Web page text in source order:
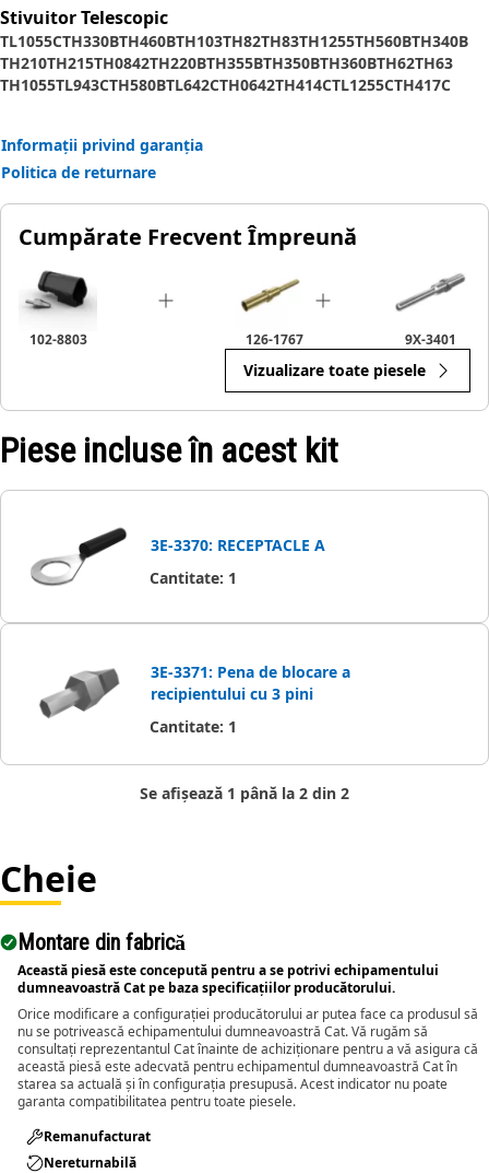
Stivuitor Telescopic
TL1055CTH330BTH460BTH103TH82TH83TH1255TH560BTH340B
TH210TH215TH0842TH220BTH355BTH350BTH360BTH62TH63
TH1055TL943CTH580BTL642CTH0642TH414CTL1255CTH417C
Informații privind garanția
Politica de returnare
Cumpărate Frecvent Împreună
102-8803 126-1767 9X-3401
Vizualizare toate piesele
Piese incluse în acest kit
3E-3370: RECEPTACLE A
Cantitate: 1
3E-3371: Pena de blocare a
recipientului cu 3 pini
Cantitate: 1
Se afișează 1 până la 2 din 2
Cheie
Montare din fabrică
Această piesă este concepută pentru a se potrivi echipamentului
dumneavoastră Cat pe baza specificațiilor producătorului.
Orice modificare a configurației producătorului ar putea face ca produsul să
nu se potrivească echipamentului dumneavoastră Cat. Vă rugăm să
consultați reprezentantul Cat înainte de achiziționare pentru a vă asigura că
această piesă este adecvată pentru echipamentul dumneavoastră Cat în
starea sa actuală și în configurația presupusă. Acest indicator nu poate
garanta compatibilitatea pentru toate piesele.
Remanufacturat​
Nereturnabilă